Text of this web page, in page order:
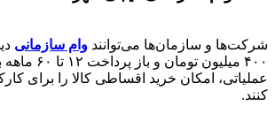
شرکت‌ها و سازمان‌ها می‌توانند وام سازمانی
۴۰۰ میلیون تومان و باز پرداخت ۱۲ تا ۶۰
ماهه
عملیاتی، امکان خرید اقساطی کالا را برای
کنند.